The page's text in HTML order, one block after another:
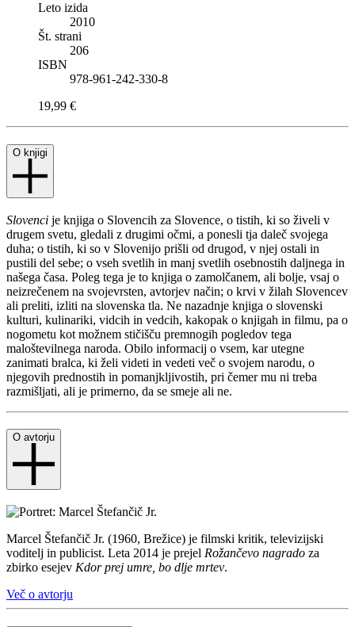
Leto izida
2010
Št. strani
206
ISBN
978-961-242-330-8
19,99 €
O knjigi
Slovenci je knjiga o Slovencih za Slovence, o tistih, ki so živeli v
drugem svetu, gledali z drugimi očmi, a ponesli tja daleč svojega
duha; o tistih, ki so v Slovenijo prišli od drugod, v njej ostali in
pustili del sebe; o vseh svetlih in manj svetlih osebnostih daljnega in
našega časa. Poleg tega je to knjiga o zamolčanem, ali bolje, vsaj o
neizrečenem na svojevrsten, avtorjev način; o krvi v žilah Slovencev
ali preliti, izliti na slovenska tla. Ne nazadnje knjiga o slovenski
kulturi, kulinariki, vidcih in vedcih, kakopak o knjigah in filmu, pa o
nogometu kot možnem stičišču premnogih pogledov tega
maloštevilnega naroda. Obilo informacij o vsem, kar utegne
zanimati bralca, ki želi videti in vedeti več o svojem narodu, o
njegovih prednostih in pomanjkljivostih, pri čemer mu ni treba
razmišljati, ali je primerno, da se smeje ali ne.
O avtorju
Marcel Štefančič Jr. (1960, Brežice) je filmski kritik, televizijski
voditelj in publicist. Leta 2014 je prejel Rožančevo nagrado za
zbirko esejev Kdor prej umre, bo dlje mrtev.
Več o avtorju